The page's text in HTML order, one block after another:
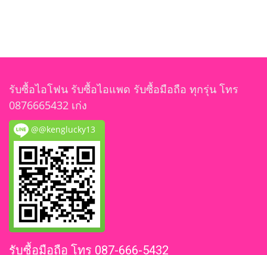
รับซื้อไอโฟน รับซื้อไอแพด รับซื้อมือถือ ทุกรุ่น โทร
0876665432 เก่ง
@@kenglucky13
รับซื้อมือถือ โทร 087-666-5432